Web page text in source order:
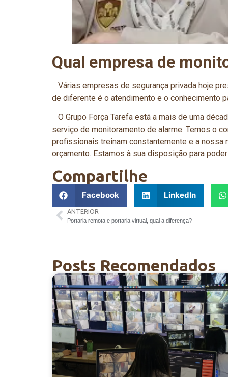
Qual empresa de
Várias empresas de segurança privada hoje
de diferente é o atendimento e o conhecimento
O Grupo Força Tarefa está a mais de uma
serviço de monitoramento de alarme. Temos o
profissionais treinam constantemente e a
orçamento. Estamos à sua disposição para
Compartilhe
Facebook LinkedIn
ANTERIOR
Portaria remota e portaria virtual, qual a diferença?
Posts Recomendados